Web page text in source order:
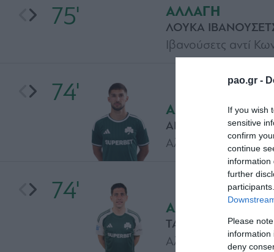
pao.gr -
If you wish
sensitive
confirm
continue
information
further
Please
information
deny
74'
ΑΛΛΑΓΗ
ΤΑΣΟΣ
Αλλαγή για την
74'
ΑΛΛΑΓΗ
ΑΝΤΑΜ ΓΚΝΕΖΝΤΑ
Αλλαγή για την
75' ΑΛΛΑΓΗ
ΛΟΥΚΑ
Ιβανούσετς αντί